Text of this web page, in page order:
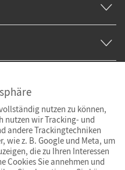
nutzen zu können,
nutzen wir Tracking- und
andere Trackingtechniken
wie z. B. Google und Meta, um
die zu Ihren Interessen
Cookies Sie annehmen und